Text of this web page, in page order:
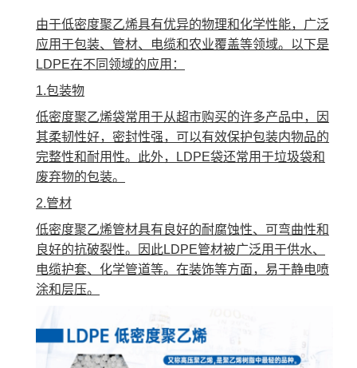
由于低密度聚乙烯具有优异的物理和化学性能，广泛
应用于包装、管材、电缆和农业覆盖等领域。以下是
LDPE在不同领域的应用：
1.包装物
低密度聚乙烯袋常用于从超市购买的许多产品中，因
其柔韧性好，密封性强，可以有效保护包装内物品的
完整性和耐用性。此外，LDPE袋还常用于垃圾袋和
废弃物的包装。
2.管材
低密度聚乙烯管材具有良好的耐腐蚀性、可弯曲性和
良好的抗破裂性。因此LDPE管材被广泛用于供水、
电缆护套、化学管道等。在装饰等方面，易于静电喷
涂和层压。